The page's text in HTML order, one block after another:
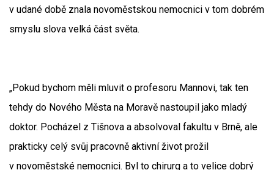
v udané době znala novoměstskou nemocnici v tom dobrém
smyslu slova velká část světa.
„Pokud bychom měli mluvit o profesoru Mannovi, tak ten
tehdy do Nového Města na Moravě nastoupil jako mladý
doktor. Pocházel z Tišnova a absolvoval fakultu v Brně, ale
prakticky celý svůj pracovně aktivní život prožil
v novoměstské nemocnici. Byl to chirurg a to velice dobrý